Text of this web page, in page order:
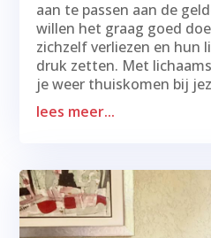
aan te passen aan de
willen het graag goed
zichzelf verliezen en hun
druk zetten. Met
je weer thuiskomen bij
lees meer...